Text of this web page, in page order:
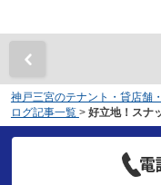
神戸三宮のテナント・貸店舗
ログ記事一覧 > 好立地！スナ
電